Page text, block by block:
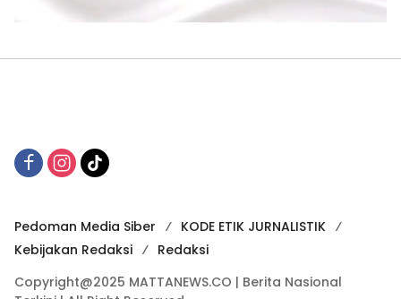
Pedoman Media Siber
KODE ETIK JURNALISTIK
Kebijakan Redaksi
Redaksi
Copyright@2025 MATTANEWS.CO | Berita Nasional